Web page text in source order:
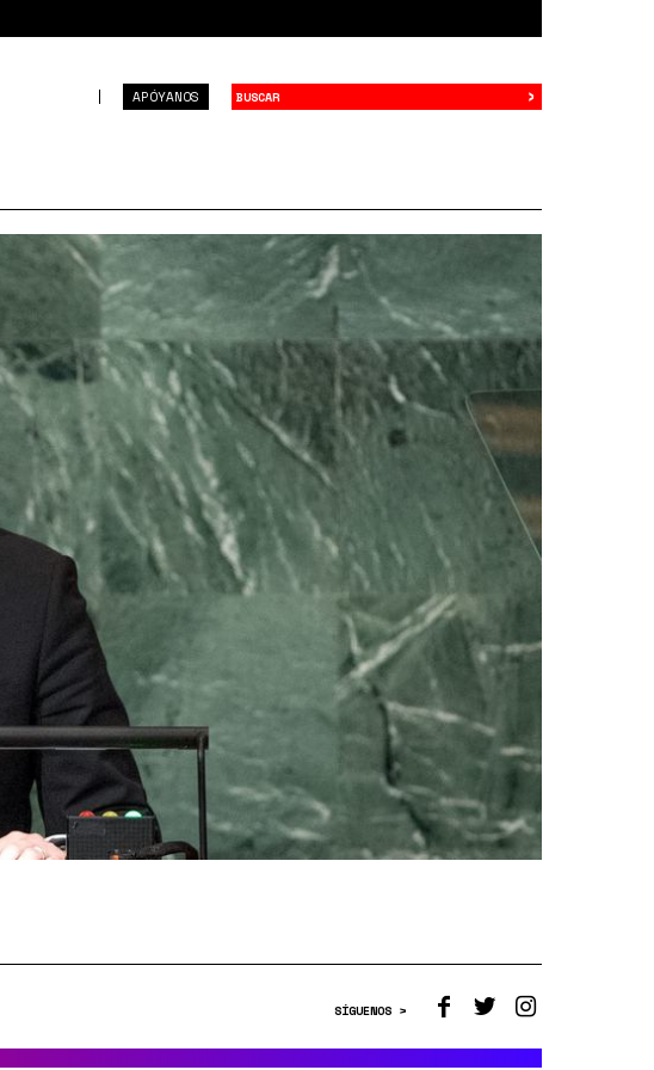
APÓYANOS ›
SÍGUENOS >